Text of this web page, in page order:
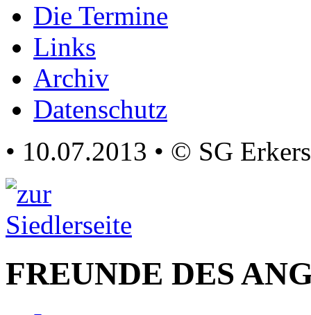
Die Termine
Links
Archiv
Datenschutz
• 10.07.2013 • © SG
FREUNDE DES